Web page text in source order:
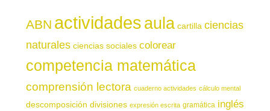
ABN actividadesaula cartilla ciencias
naturales ciencias sociales colorear
competencia matemática
comprensión lectora cuaderno actividades cálculo mental
descomposición divisiones expresión escrita gramática inglés